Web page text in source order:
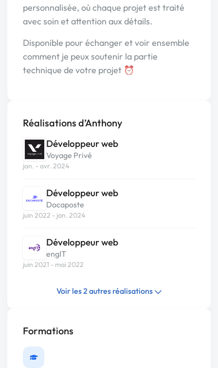
personnalisée, où chaque projet est traité
avec soin et attention aux détails.
Disponible pour échanger et voir ensemble
comment je peux soutenir la partie
technique de votre projet ⏰
Réalisations d’Anthony
Développeur web
Voyage Privé
jan. - avr. 2024
Développeur web
Docaposte
juin 2022 - jan. 2024
Développeur web
engIT
juin 2021 - mai 2022
Voir les 2 autres réalisations
Formations